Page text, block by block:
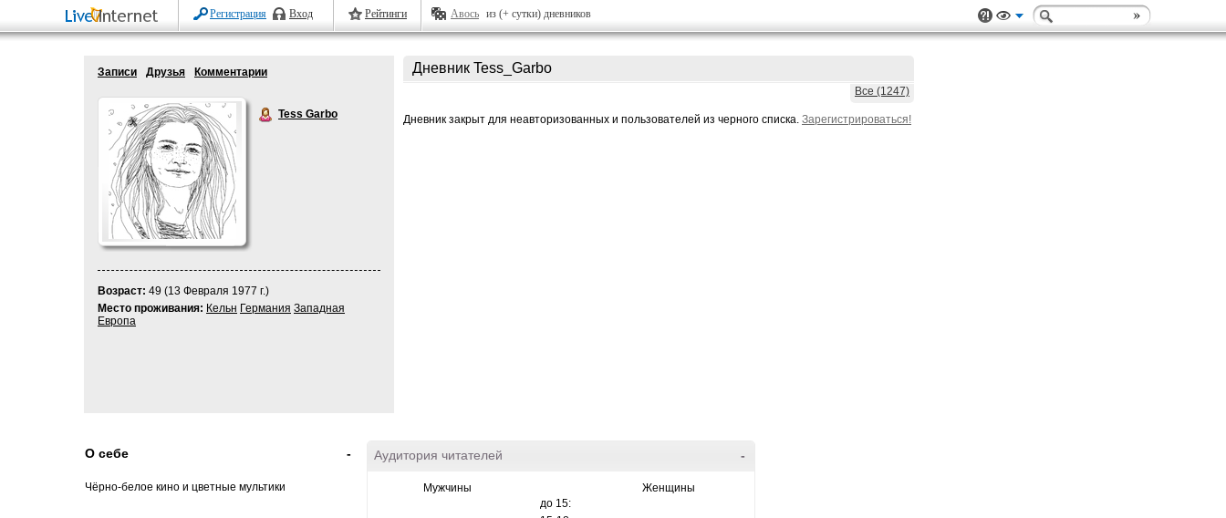
Регистрация Вход Рейтинги Авось из (+ сутки) дневников
Записи Друзья Комментарии
Tess Garbo
Возраст: 49 (13 Февраля 1977 г.)
Место проживания: Кельн Германия Западная
Европа
Дневник Tess_Garbo
Все (1247)
Дневник закрыт для неавторизованных и пользователей из черного списка. Зарегистрироваться!
-
О себе
Чёрно-белое кино и цветные мультики
-
Аудитория читателей
Мужчины
Женщины
до 15: